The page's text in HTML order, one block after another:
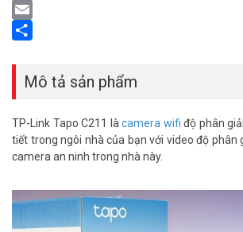
LinkedIn
Email
Mô tả sản phẩm
TP-Link Tapo C211 làcamera wifi độ phân
tiết trong ngôi nhà của bạn với video độ phân
camera an ninh trong nhà này.